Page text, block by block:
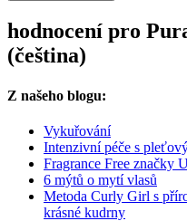
hodnocení pro
(čeština)
Z našeho blogu:
Vykuřování
Intenzivní péče s
Fragrance Free značky
6 mýtů o mytí vlasů
Metoda Curly Girl s
krásné kudrny